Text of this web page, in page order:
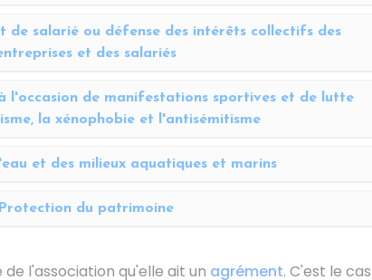
de salarié ou défense des intérêts collectifs des
et des salariés
l'occasion de manifestations sportives et de lutte
la xénophobie et l'antisémitisme
et des milieux aquatiques et marins
Protection du patrimoine
l'association qu'elle ait un agrément. C'est le cas